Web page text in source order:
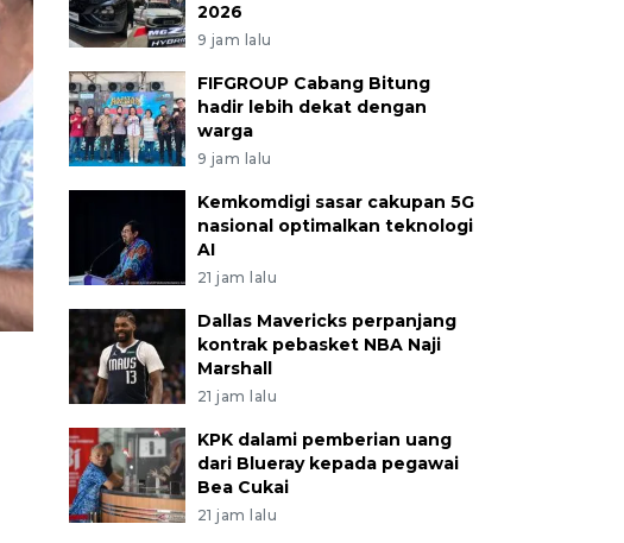
2026
9 jam lalu
FIFGROUP Cabang Bitung
hadir lebih dekat dengan
warga
9 jam lalu
Kemkomdigi sasar cakupan 5G
nasional optimalkan teknologi
AI
21 jam lalu
Dallas Mavericks perpanjang
kontrak pebasket NBA Naji
Marshall
21 jam lalu
KPK dalami pemberian uang
dari Blueray kepada pegawai
Bea Cukai
21 jam lalu